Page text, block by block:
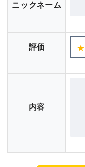
ニックネーム
評価
内容